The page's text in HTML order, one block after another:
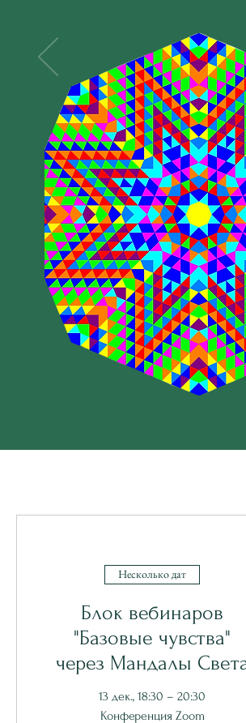
Несколько дат
Блок вебинаров
"Базовые чувства"
через Мандалы
13 дек., 18:30 – 20:30
Конференция Zoom